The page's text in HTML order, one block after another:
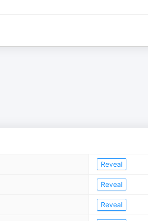
Reveal
Reveal
Reveal